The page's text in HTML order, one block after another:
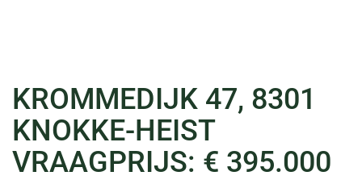
KROMMEDIJK 47, 8301
KNOKKE-HEIST
VRAAGPRIJS: € 395.000